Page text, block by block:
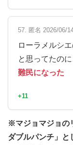
57. 匿名 2026/06/
ローラメルシ
と思ってたのに
難民になった
+11
※マジョマジョの
ダブルパンチ」と